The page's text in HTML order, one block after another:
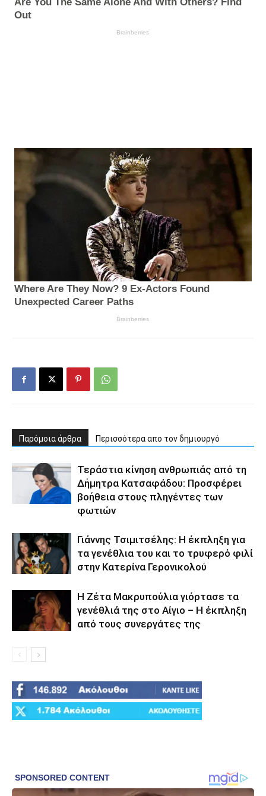
Παρόμοια άρθρα Περισσότερα απο τον δημιουργό
Τεράστια κίνηση ανθρωπιάς από τη
Δήμητρα Κατσαφάδου: Προσφέρει
βοήθεια στους πληγέντες των
φωτιών
Γιάννης Τσιμιτσέλης: Η έκπληξη για
τα γενέθλια του και το τρυφερό φιλί
στην Κατερίνα Γερονικολού
Η Ζέτα Μακρυπούλια γιόρτασε τα
γενέθλιά της στο Αίγιο – Η έκπληξη
από τους συνεργάτες της